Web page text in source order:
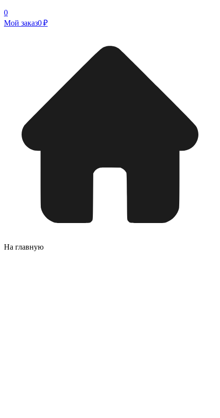
0
Мой заказ0 ₽
На главную